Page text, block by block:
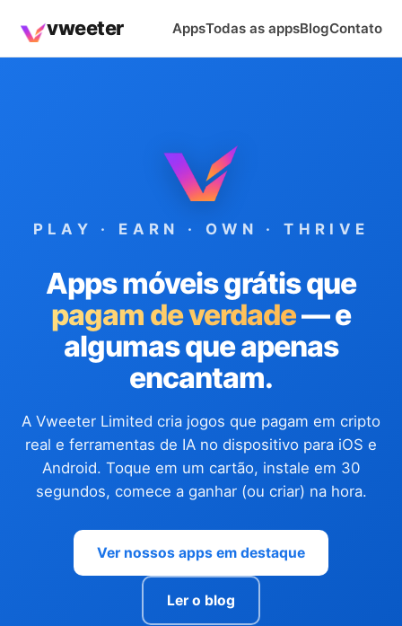
vweeter AppsTodas as appsBlogContato
PLAY · EARN · OWN · THRIVE
Apps móveis grátis que
pagam de verdade— e
algumas que apenas
encantam.
A Vweeter Limited cria jogos que pagam em cripto
real e ferramentas de IA no dispositivo para iOS e
Android. Toque em um cartão, instale em 30
segundos, comece a ganhar (ou criar) na hora.
Ver nossos apps em destaque
Ler o blog